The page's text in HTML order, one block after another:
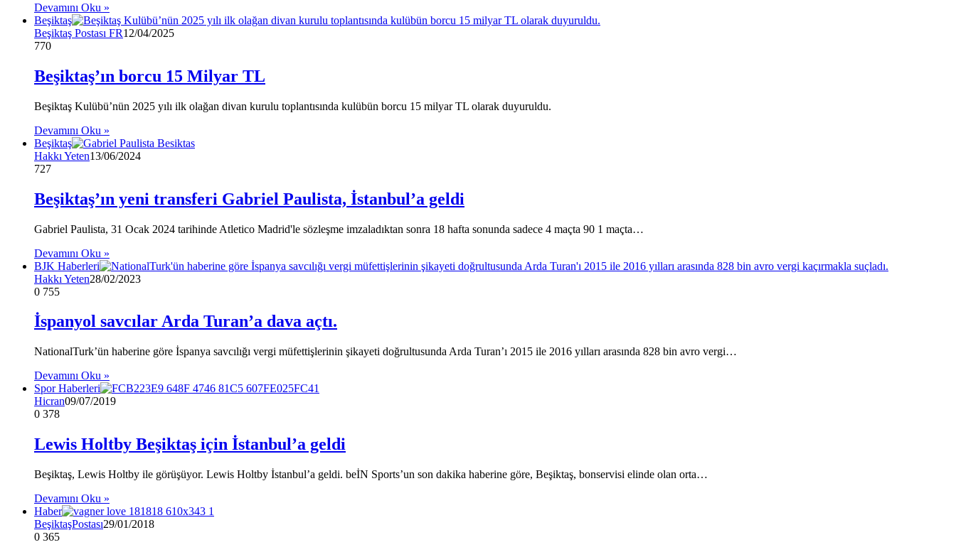
Devamını Oku »
Beşiktaş
Beşiktaş Postası FR12/04/2025
770
Beşiktaş’ın borcu 15 Milyar TL
Beşiktaş Kulübü’nün 2025 yılı ilk olağan divan kurulu toplantısında kulübün borcu 15 milyar TL olarak duyuruldu.
Devamını Oku »
Beşiktaş
Hakkı Yeten13/06/2024
727
Beşiktaş’ın yeni transferi Gabriel Paulista, İstanbul’a geldi
Gabriel Paulista, 31 Ocak 2024 tarihinde Atletico Madrid'le sözleşme imzaladıktan sonra 18 hafta sonunda sadece 4 maçta 90 1 maçta…
Devamını Oku »
BJK Haberleri
Hakkı Yeten28/02/2023
0 755
İspanyol savcılar Arda Turan’a dava açtı.
NationalTurk’ün haberine göre İspanya savcılığı vergi müfettişlerinin şikayeti doğrultusunda Arda Turan’ı 2015 ile 2016 yılları arasında 828 bin avro vergi…
Devamını Oku »
Spor Haberleri
Hicran09/07/2019
0 378
Lewis Holtby Beşiktaş için İstanbul’a geldi
Beşiktaş, Lewis Holtby ile görüşüyor. Lewis Holtby İstanbul’a geldi. beİN Sports’un son dakika haberine göre, Beşiktaş, bonservisi elinde olan orta…
Devamını Oku »
Haber
BeşiktaşPostası29/01/2018
0 365